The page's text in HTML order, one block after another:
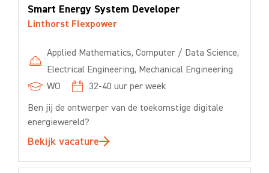
Smart Energy System Developer
Linthorst Flexpower
Applied Mathematics, Computer / Data Science,
Electrical Engineering, Mechanical Engineering
WO
32-40 uur per week
Ben jij de ontwerper van de toekomstige digitale
energiewereld?
Bekijk vacature